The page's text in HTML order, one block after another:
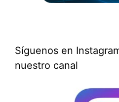
Síguenos en
nuestro canal